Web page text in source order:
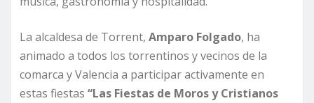
La alcaldesa de Torrent, Amparo Folgado, ha
animado a todos los torrentinos y vecinos de la
comarca y Valencia a participar activamente en
estas fiestas “Las Fiestas de Moros y Cristianos